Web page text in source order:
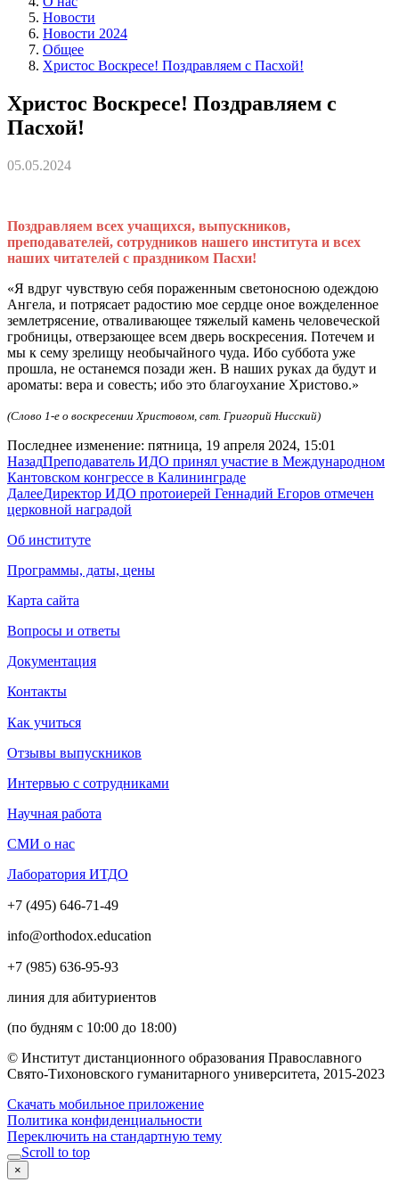
Новости
Новости 2024
Общее
Христос Воскресе! Поздравляем с Пасхой!
Христос Воскресе! Поздравляем с
Пасхой!
05.05.2024
Поздравляем всех учащихся, выпускников,
преподавателей, сотрудников нашего института и всех
наших читателей с праздником Пасхи!
«Я вдруг чувствую себя пораженным светоносною одеждою
Ангела, и потрясает радостию мое сердце оное вожделенное
землетрясение, отваливающее тяжелый камень человеческой
гробницы, отверзающее всем дверь воскресения. Потечем и
мы к сему зрелищу необычайного чуда. Ибо суббота уже
прошла, не останемся позади жен. В наших руках да будут и
ароматы: вера и совесть; ибо это благоухание Христово.»
(Слово 1-е о воскресении Христовом, свт. Григорий Нисский)
Последнее изменение: пятница, 19 апреля 2024, 15:01
НазадПреподаватель ИДО принял участие в Международном
Кантовском конгрессе в Калининграде
ДалееДиректор ИДО протоиерей Геннадий Егоров отмечен
церковной наградой
Об институте
Программы, даты, цены
Карта сайта
Вопросы и ответы
Документация
Контакты
Как учиться
Отзывы выпускников
Интервью с сотрудниками
Научная работа
СМИ о нас
Лаборатория ИТДО
+7 (495) 646-71-49
info@orthodox.education
+7 (985) 636-95-93
линия для абитуриентов
(по будням с 10:00 до 18:00)
© Институт дистанционного образования Православного
Свято-Тихоновского гуманитарного университета, 2015-2023
Скачать мобильное приложение
Политика конфиденциальности
Переключить на стандартную тему
Scroll to top
×